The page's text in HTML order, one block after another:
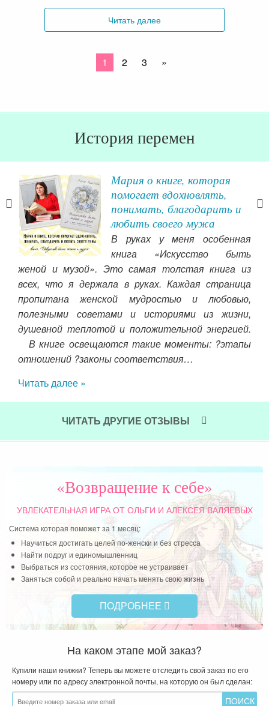
Читать далее
1 2 3 »
История перемен
Мария о книге, которая
помогает вдохновлять,
понимать, благодарить и
любить своего мужа
В руках у меня особенная
книга «Искусство быть
женой и музой». Это самая толстая книга из
всех, что я держала в руках. Каждая страница
пропитана женской мудростью и любовью,
полезными советами и историями из жизни,
душевной теплотой и положительной энергией.
⠀ В книге освещаются такие моменты: ?этапы
отношений ?законы соответствия…
Читать далее »
ЧИТАТЬ ДРУГИЕ ОТЗЫВЫ
«Возвращение к себе»
УВЛЕКАТЕЛЬНАЯ ИГРАОТ ОЛЬГИ И АЛЕКСЕЯ ВАЛЯЕВЫХ
Система которая поможет за 1 месяц:
Научиться достигать целей по-женски и без стресса
Найти подруг и единомышленниц
Выбраться из состояния, которое не устраивает
Заняться собой и реально начать менять свою жизнь
ПОДРОБНЕЕ
На каком этапе мой заказ?
Купили наши книжки? Теперь вы можете отследить свой заказ по его
номеру или по адресу электронной почты, на которую он был сделан: